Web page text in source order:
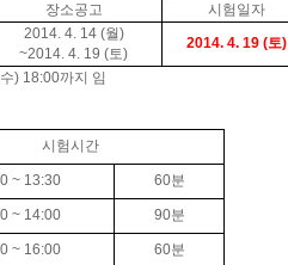
장소공고 시험일자
2014. 4. 14 (월)
~2014. 4. 19 (토)
2014. 4. 19 (토)
) 18:00까지 임
시험시간
~ 13:30 60분
~ 14:00 90분
~ 16:00 60분